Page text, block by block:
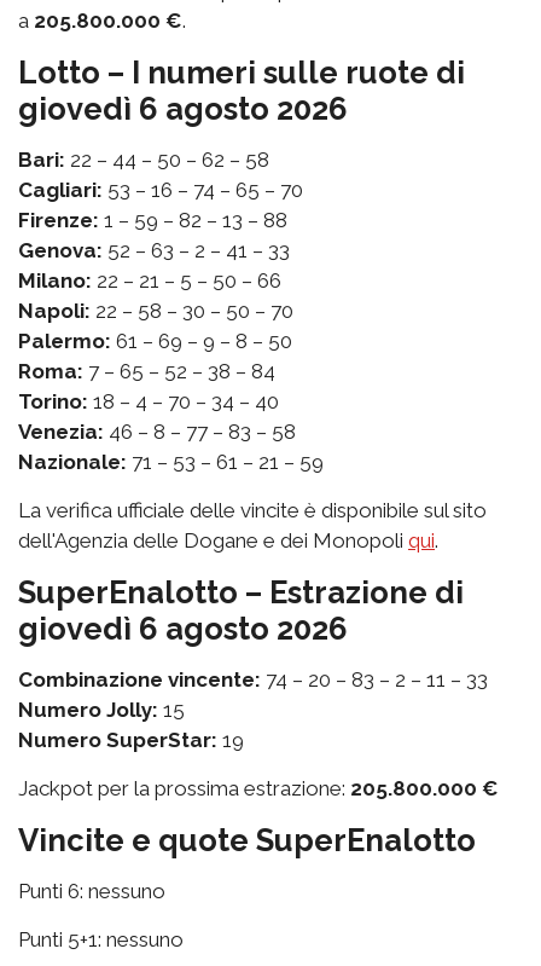
a 205.800.000 €.
Lotto – I numeri sulle ruote di
giovedì 6 agosto 2026
Bari: 22 – 44 – 50 – 62 – 58
Cagliari: 53 – 16 – 74 – 65 – 70
Firenze: 1 – 59 – 82 – 13 – 88
Genova: 52 – 63 – 2 – 41 – 33
Milano: 22 – 21 – 5 – 50 – 66
Napoli: 22 – 58 – 30 – 50 – 70
Palermo: 61 – 69 – 9 – 8 – 50
Roma: 7 – 65 – 52 – 38 – 84
Torino: 18 – 4 – 70 – 34 – 40
Venezia: 46 – 8 – 77 – 83 – 58
Nazionale: 71 – 53 – 61 – 21 – 59
La verifica ufficiale delle vincite è disponibile sul sito
dell'Agenzia delle Dogane e dei Monopoli qui.
SuperEnalotto – Estrazione di
giovedì 6 agosto 2026
Combinazione vincente: 74 – 20 – 83 – 2 – 11 – 33
Numero Jolly: 15
Numero SuperStar: 19
Jackpot per la prossima estrazione: 205.800.000 €
Vincite e quote SuperEnalotto
Punti 6: nessuno
Punti 5+1: nessuno